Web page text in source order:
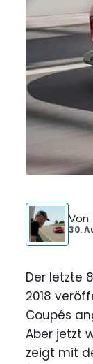
Von:
30.
Der letzte
2018
Coupés
Aber jetzt
zeigt mit